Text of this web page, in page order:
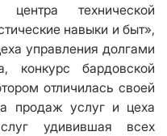
технической
навыки и быт»,
управления долгами
конкурс бардовской
отличилась своей
продаж услуг и цеха
удивившая всех